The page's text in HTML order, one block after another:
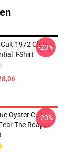
1972 Classic
T-Shirt
-20%
Oyster Cult
The Roaper
-20%